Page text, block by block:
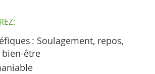
: Soulagement, repos,
être